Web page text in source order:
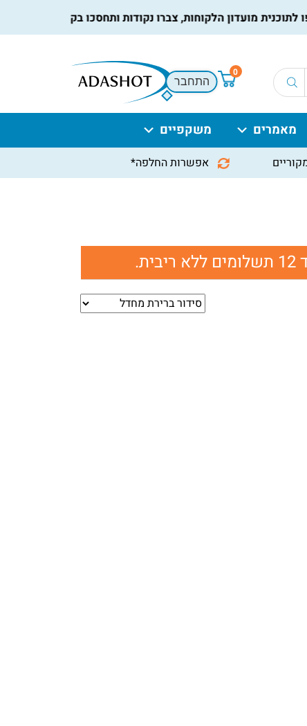
מועדון הלקוחות, צברו נקודות ותחסכו בקניות הבאות,
0
התחבר
מאמרים משקפיים
אפשרות החלפה*